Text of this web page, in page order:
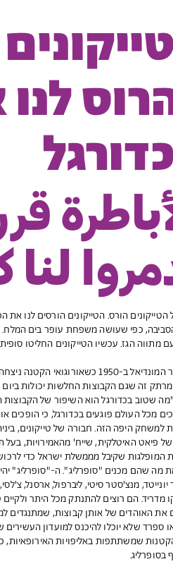
لنا
כפי שעושה משפחת עופר בים המלח.
מתווה הגז. עכשיו הטייקונים החליטו
עוד מגמר המונדיאל ב-1950
זה שגם הקבוצות החלשות יכולות
"מה שטוב בכדורגל הוא השיפור של
מכל העולם פוגעים בכדורגל, כי
למשחק היפה הזה. חבורה של טייקונים,
פיאט האיטלקית, שייח' מהאמירויות,
המופלגות שקיבל מממשלת ישראל כדי
מה שהם מכנים "סופרליג". ה-"סופרליג"
מנצ'סטר סיטי, ליברפול, ארסנל,
מדריד. הם רוצים להתנתק מכל היתר ולקיים
את האוהדים של אותן קבוצות, שמתנגדים
ספרד שלא יוכלו להיכנס למועדון
שמשתתפות באליפויות האירופאיות,